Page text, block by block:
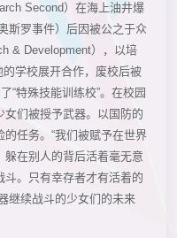
Second）在海上油井爆
斯罗事件）后因被公之于众
& Development），以培
学校展开合作，废校后被
“特殊技能训练校”。在校园
们被授予武器。以国防的
任务。“我们被赋予在世界
躲在别人的背后活着毫无意
。只有幸存者才有活着的
继续战斗的少女们的未来